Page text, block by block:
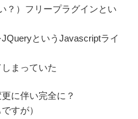
？）フリープラグインとい
というJavascriptライ
まっていた
に伴い完全に？
すが）